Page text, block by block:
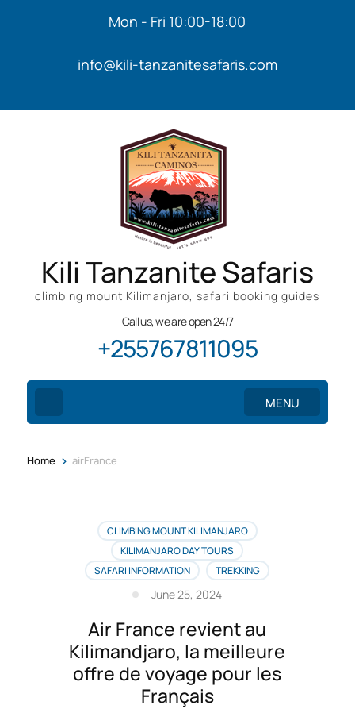
Mon - Fri 10:00-18:00
info@kili-tanzanitesafaris.com
Kili Tanzanite Safaris
climbing mount Kilimanjaro, safari booking guides
Call us, we are open 24/7
+255767811095
MENU
Home > airFrance
CLIMBING MOUNT KILIMANJARO
KILIMANJARO DAY TOURS
SAFARI INFORMATION
TREKKING
June 25, 2024
Air France revient au
Kilimandjaro, la meilleure
offre de voyage pour les
Français